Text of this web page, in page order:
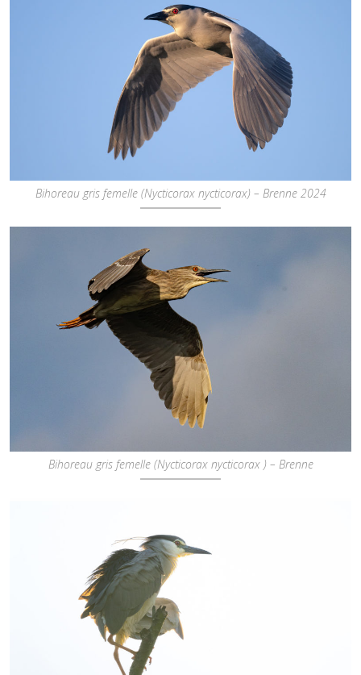
Bihoreau gris femelle (Nycticorax nycticorax) – Brenne 2024
Bihoreau gris femelle (Nycticorax nycticorax ) – Brenne